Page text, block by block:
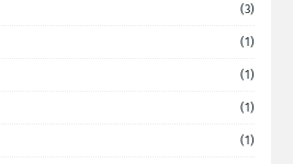
(3)
(1)
(1)
(1)
(1)